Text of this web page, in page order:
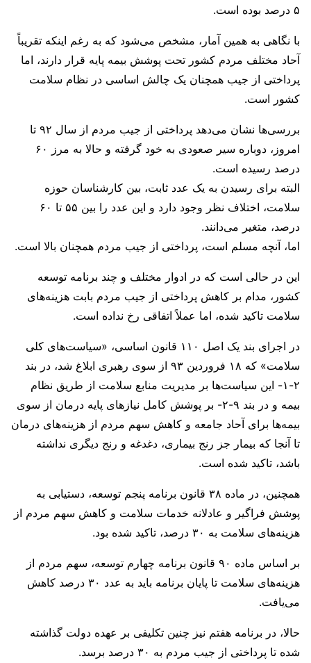
۵ درصد بوده است.
با نگاهی به همین آمار، مشخص می‌شود که به رغم اینکه تقریباً
آحاد مختلف مردم کشور تحت پوشش بیمه پایه قرار دارند، اما
پرداختی از جیب همچنان یک چالش اساسی در نظام سلامت
کشور است.
بررسی‌ها نشان می‌دهد پرداختی از جیب مردم از سال ۹۲ تا
امروز، دوباره سیر صعودی به خود گرفته و حالا به مرز ۶۰
درصد رسیده است.
البته برای رسیدن به یک عدد ثابت، بین کارشناسان حوزه
سلامت، اختلاف نظر وجود دارد و این عدد را بین ۵۵ تا ۶۰
درصد، متغیر می‌دانند.
اما، آنچه مسلم است، پرداختی از جیب مردم همچنان بالا است.
این در حالی است که در ادوار مختلف و چند برنامه توسعه
کشور، مدام بر کاهش پرداختی از جیب مردم بابت هزینه‌های
سلامت تاکید شده، اما عملاً اتفاقی رخ نداده است.
در اجرای بند یک اصل ۱۱۰ قانون اساسی، «سیاست‌های کلی
سلامت» که ۱۸ فروردین ۹۳ از سوی رهبری ابلاغ شد، در بند
۲-۱- این سیاست‌ها بر مدیریت منابع سلامت از طریق نظام
بیمه و در بند ۹-۲- بر پوشش کامل نیازهای پایه درمان از سوی
بیمه‌ها برای آحاد جامعه و کاهش سهم مردم از هزینه‌های درمان
تا آنجا که بیمار جز رنج بیماری، دغدغه و رنج دیگری نداشته
باشد، تاکید شده است.
همچنین، در ماده ۳۸ قانون برنامه پنجم توسعه، دستیابی به
پوشش فراگیر و عادلانه خدمات سلامت و کاهش سهم مردم از
هزینه‌های سلامت به ۳۰ ‎درصد، تاکید شده بود.
بر اساس ماده ۹۰ قانون برنامه چهارم توسعه، سهم مردم از
هزینه‌های سلامت تا پایان برنامه باید به عدد ۳۰ درصد کاهش
می‌یافت.
حالا، در برنامه هفتم نیز چنین تکلیفی بر عهده دولت گذاشته
شده تا پرداختی از جیب مردم به ۳۰ درصد برسد.